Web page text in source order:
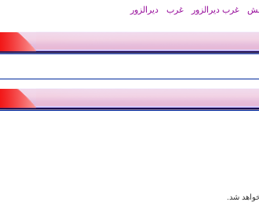
غرب دیرالزور غرب دیرالزور
شد.